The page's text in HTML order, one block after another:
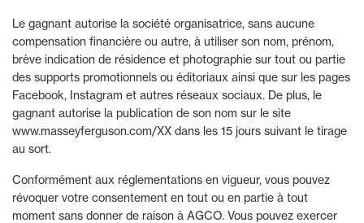
Le gagnant autorise la société organisatrice, sans aucune
compensation financière ou autre, à utiliser son nom, prénom,
brève indication de résidence et photographie sur tout ou partie
des supports promotionnels ou éditoriaux ainsi que sur les pages
Facebook, Instagram et autres réseaux sociaux. De plus, le
gagnant autorise la publication de son nom sur le site
www.masseyferguson.com/XX dans les 15 jours suivant le tirage
au sort.
Conformément aux réglementations en vigueur, vous pouvez
révoquer votre consentement en tout ou en partie à tout
moment sans donner de raison à AGCO. Vous pouvez exercer